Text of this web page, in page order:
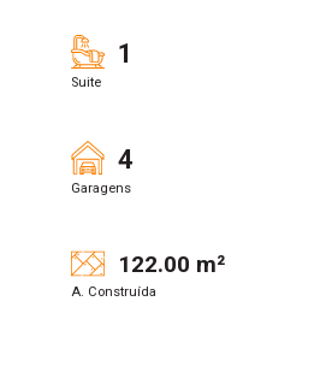
1
Suite
4
Garagens
122.00 m²
A. Construída